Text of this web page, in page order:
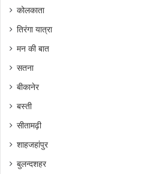
कोलकाता
तिरंगा यात्रा
मन की बात
सतना
बीकानेर
बस्ती
सीतामढ़ी
शाहजहांपुर
बुलन्दशहर